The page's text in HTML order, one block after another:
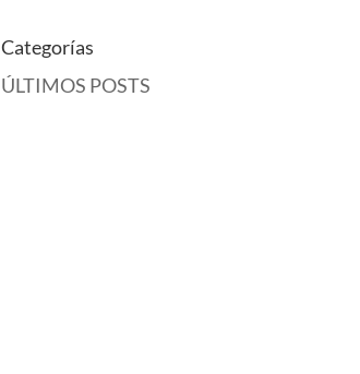
Categorías
ÚLTIMOS POSTS